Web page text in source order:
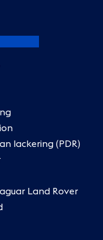
lackering (PDR)
Land Rover